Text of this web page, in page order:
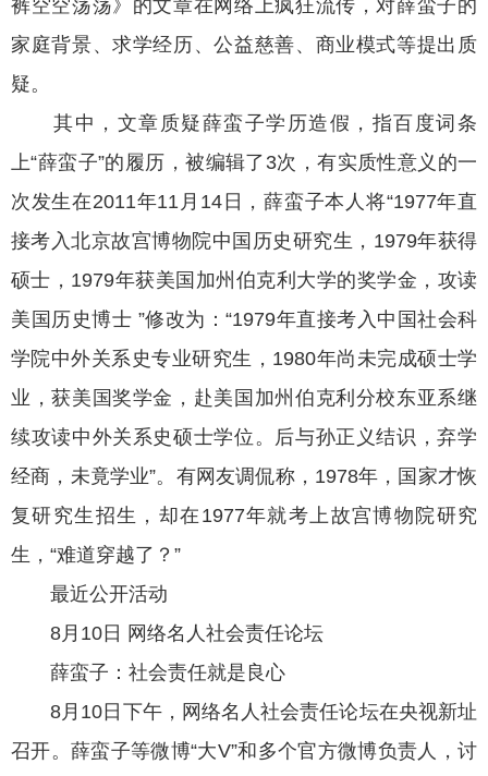
裤空空荡荡》的文章在网络上疯狂流传，对薛蛮子的
家庭背景、求学经历、公益慈善、商业模式等提出质
疑。
其中，文章质疑薛蛮子学历造假，指百度词条
上“薛蛮子”的履历，被编辑了3次，有实质性意义的一
次发生在2011年11月14日，薛蛮子本人将“1977年直
接考入北京故宫博物院中国历史研究生，1979年获得
硕士，1979年获美国加州伯克利大学的奖学金，攻读
美国历史博士 ”修改为：“1979年直接考入中国社会科
学院中外关系史专业研究生，1980年尚未完成硕士学
业，获美国奖学金，赴美国加州伯克利分校东亚系继
续攻读中外关系史硕士学位。后与孙正义结识，弃学
经商，未竟学业”。有网友调侃称，1978年，国家才恢
复研究生招生，却在1977年就考上故宫博物院研究
生，“难道穿越了？”
最近公开活动
8月10日 网络名人社会责任论坛
薛蛮子：社会责任就是良心
8月10日下午，网络名人社会责任论坛在央视新址
召开。薛蛮子等微博“大V”和多个官方微博负责人，讨